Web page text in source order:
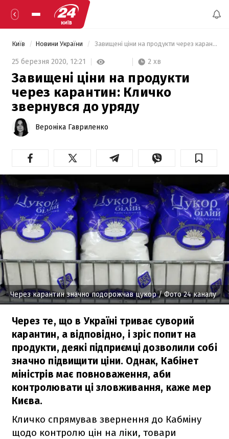
Київ Новини України Завищені ціни на продукти через карантин: Кличко звернувся до уряду
25 березня 2020, 12:21 2 хв
Завищені ціни на продукти
через карантин: Кличко
звернувся до уряду
Вероніка Гавриленко
Через карантин значно подорожчав цукор/ Фото 24 каналу
Через те, що в Україні триває суворий
карантин, а відповідно, і зріс попит на
продукти, деякі підприємці дозволили собі
значно підвищити ціни. Однак, Кабінет
міністрів має повноваження, аби
контролювати ці зловживання, каже мер
Києва.
Кличко спрямував звернення до Кабміну
щодо контролю цін на ліки, товари